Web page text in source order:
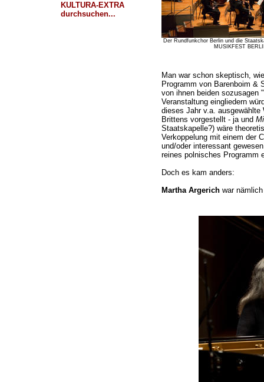
KULTURA-EXTRA
durchsuchen...
Der Rundfunkchor Berlin und die
MUSIKFEST
Man war schon skeptisch,
Programm von Barenboim &
von ihnen beiden sozusagen
Veranstaltung eingliedern
dieses Jahr v.a. ausgewählte
Brittens vorgestellt - ja und
Staatskapelle?) wäre
Verkoppelung mit einem der
und/oder interessant
reines polnisches Programm
Doch es kam anders:
Martha Argerichwar nämlich